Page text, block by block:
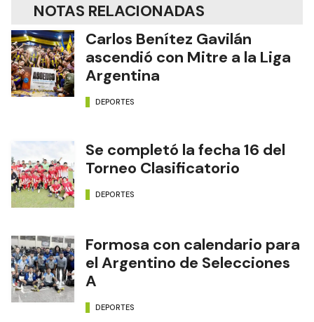
NOTAS RELACIONADAS
Carlos Benítez Gavilán
ascendió con Mitre a la Liga
Argentina
DEPORTES
Se completó la fecha 16 del
Torneo Clasificatorio
DEPORTES
Formosa con calendario para
el Argentino de Selecciones
A
DEPORTES